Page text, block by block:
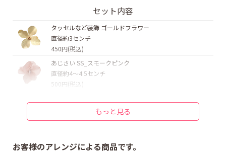
セット内容
タッセルなど装飾 ゴールドフラワー
直径約3センチ
450円(税込)
あじさい SS_スモークピンク
直径約4〜4.5センチ
500円(税込)
直径約4〜4.5センチ
500円(税込)
直径約4〜5センチ
もっと見る
お客様のアレンジによる商品です。